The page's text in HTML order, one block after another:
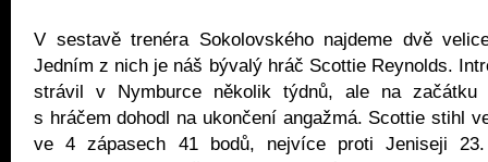
V sestavě trenéra Sokolovského najdeme dvě
Jedním z nich je náš bývalý hráč Scottie Reynolds.
strávil v Nymburce několik týdnů, ale na začátku
s hráčem dohodl na ukončení angažmá. Scottie stihl
ve 4 zápasech 41 bodů, nejvíce proti Jeniseji